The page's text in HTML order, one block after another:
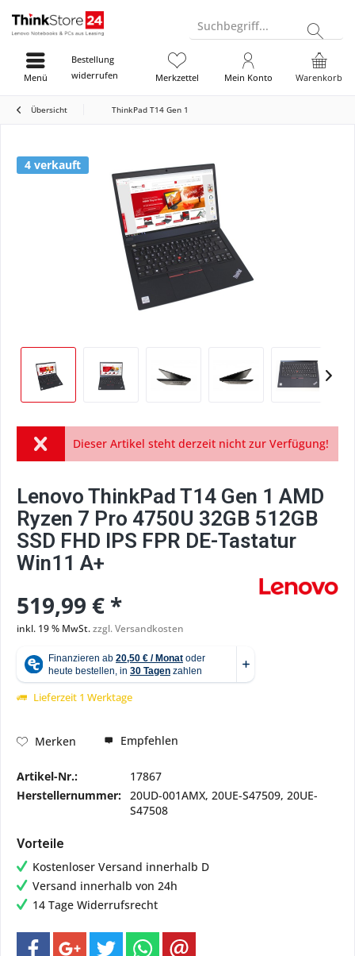
Suchbegriff...
Bestellung
widerrufen
Warenkorb
Merkzettel Mein Konto
Menü
Übersicht ThinkPad T14 Gen 1
4 verkauft
Dieser Artikel steht derzeit nicht zur Verfügung!
Lenovo ThinkPad T14 Gen 1 AMD
Ryzen 7 Pro 4750U 32GB 512GB
SSD FHD IPS FPR DE-Tastatur
Win11 A+
519,99 € *
inkl. 19 % MwSt.zzgl. Versandkosten
Lieferzeit 1 Werktage
Merken Empfehlen
Artikel-Nr.:
17867
Herstellernummer: 20UD-001AMX, 20UE-S47509, 20UE-
S47508
Vorteile
Kostenloser Versand innerhalb D
Versand innerhalb von 24h
14 Tage Widerrufsrecht